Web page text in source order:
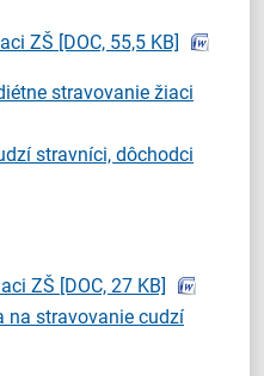
ZŠ [DOC, 55,5 KB]
stravovanie žiaci
stravníci, dôchodci
ZŠ [DOC, 27 KB]
na stravovanie cudzí